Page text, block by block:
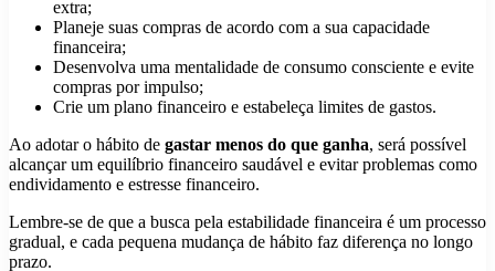
extra;
Planeje suas compras de acordo com a sua capacidade
financeira;
Desenvolva uma mentalidade de consumo consciente e evite
compras por impulso;
Crie um plano financeiro e estabeleça limites de gastos.
Ao adotar o hábito de gastar menos do que ganha, será possível
alcançar um equilíbrio financeiro saudável e evitar problemas como
endividamento e estresse financeiro.
Lembre-se de que a busca pela estabilidade financeira é um processo
gradual, e cada pequena mudança de hábito faz diferença no longo
prazo.